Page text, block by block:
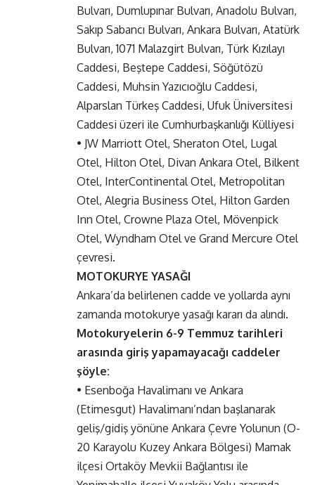
Bulvarı, Dumlupınar Bulvarı, Anadolu Bulvarı,
Sakıp Sabancı Bulvarı, Ankara Bulvarı, Atatürk
Bulvarı, 1071 Malazgirt Bulvarı, Türk Kızılayı
Caddesi, Beştepe Caddesi, Söğütözü
Caddesi, Muhsin Yazıcıoğlu Caddesi,
Alparslan Türkeş Caddesi, Ufuk Üniversitesi
Caddesi üzeri ile Cumhurbaşkanlığı Külliyesi
• JW Marriott Otel, Sheraton Otel, Lugal
Otel, Hilton Otel, Divan Ankara Otel, Bilkent
Otel, InterContinental Otel, Metropolitan
Otel, Alegria Business Otel, Hilton Garden
Inn Otel, Crowne Plaza Otel, Mövenpick
Otel, Wyndham Otel ve Grand Mercure Otel
çevresi.
MOTOKURYE YASAĞI
Ankara’da belirlenen cadde ve yollarda aynı
zamanda motokurye yasağı kararı da alındı.
Motokuryelerin 6-9 Temmuz tarihleri
arasında giriş yapamayacağı caddeler
şöyle:
• Esenboğa Havalimanı ve Ankara
(Etimesgut) Havalimanı’ndan başlanarak
geliş/gidiş yönüne Ankara Çevre Yolunun (O-
20 Karayolu Kuzey Ankara Bölgesi) Mamak
ilçesi Ortaköy Mevkii Bağlantısı ile